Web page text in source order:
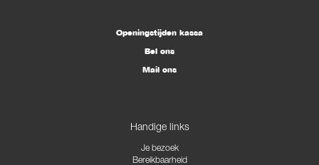
Openingstijden kassa
Bel ons
Mail ons
Handige links
Je bezoek
Bereikbaarheid